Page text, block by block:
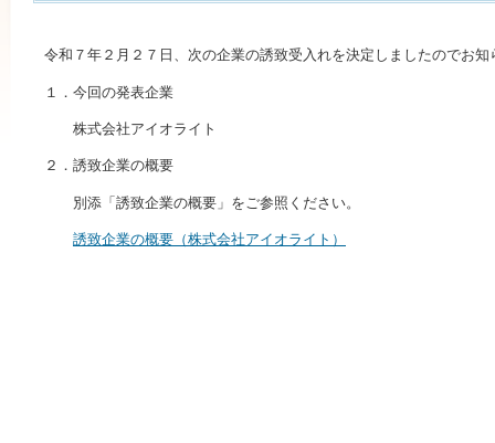
令和７年２月２７日、次の企業の誘致受入れを決定しましたのでお知
１．今回の発表企業
株式会社アイオライト
２．誘致企業の概要
別添「誘致企業の概要」をご参照ください。
誘致企業の概要（株式会社アイオライト）